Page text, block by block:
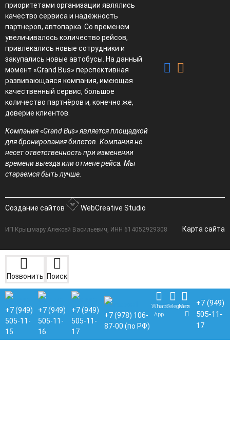
приоритетами организации являлись
качество сервиса и надёжность
партнеров, автопарка. Со временем
увеличивалось количество рейсов,
привлекались новые сотрудники и
закупались новые автобусы. На данный
момент «Grand Bus» перспективная
развивающаяся компания, имеющая
качественный сервис, большое
количество партнёров и, конечно же,
доверие клиентов.
Компания «Grand Bus» является площадкой
для бронирования билетов. Компания не
несет ответственность при изменении
времени выезда или отмене рейса. Мы
стараемся быть лучше.
Создание сайтов WebCreative Studio
ИП Крышмару Алексей Васильевич, ИНН 614052929308 Карта сайта
Позвонить Поиск
+7 (949)
505-11-
15
+7 (949)
505-11-
16
+7 (949)
505-11-
17
+7 (978) 106-
87-00 (по РФ)
Whats
App
Telegram
Max
+7 (949)
505-11-
17